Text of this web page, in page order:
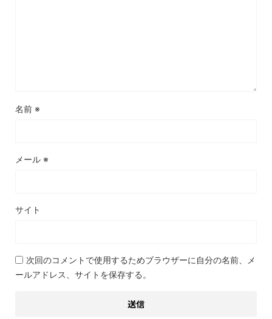
名前 ※
メール ※
サイト
次回のコメントで使用するためブラウザーに自分の名前、メ
ールアドレス、サイトを保存する。